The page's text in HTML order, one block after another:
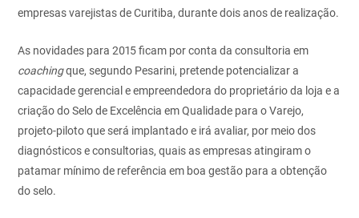
empresas varejistas de Curitiba, durante dois anos de realização.
As novidades para 2015 ficam por conta da consultoria em
coachingque, segundo Pesarini, pretende potencializar a
capacidade gerencial e empreendedora do proprietário da loja e a
criação do Selo de Excelência em Qualidade para o Varejo,
projeto-piloto que será implantado e irá avaliar, por meio dos
diagnósticos e consultorias, quais as empresas atingiram o
patamar mínimo de referência em boa gestão para a obtenção
do selo.